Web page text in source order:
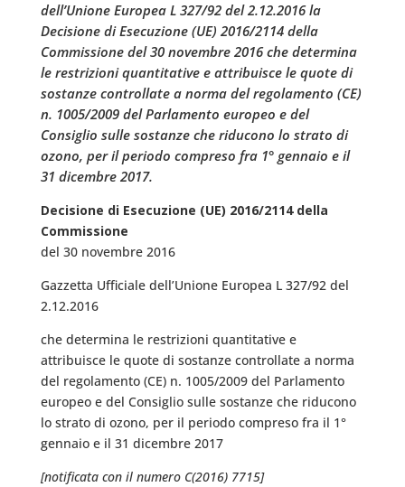
dell’Unione Europea L 327/92 del 2.12.2016 la
Decisione di Esecuzione (UE) 2016/2114 della
Commissione del 30 novembre 2016 che determina
le restrizioni quantitative e attribuisce le quote di
sostanze controllate a norma del regolamento (CE)
n. 1005/2009 del Parlamento europeo e del
Consiglio sulle sostanze che riducono lo strato di
ozono, per il periodo compreso fra 1° gennaio e il
31 dicembre 2017.
Decisione di Esecuzione (UE) 2016/2114 della
Commissione
del 30 novembre 2016
Gazzetta Ufficiale dell’Unione Europea L 327/92 del
2.12.2016
che determina le restrizioni quantitative e
attribuisce le quote di sostanze controllate a norma
del regolamento (CE) n. 1005/2009 del Parlamento
europeo e del Consiglio sulle sostanze che riducono
lo strato di ozono, per il periodo compreso fra il 1°
gennaio e il 31 dicembre 2017
[notificata con il numero C(2016) 7715]